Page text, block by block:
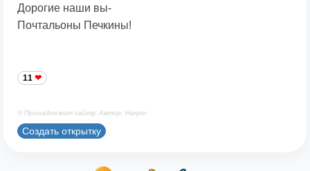
Дорогие наши вы-
Почтальоны Печкины!
11
© Принадлежит сайту. Автор: Harper
Создать открытку